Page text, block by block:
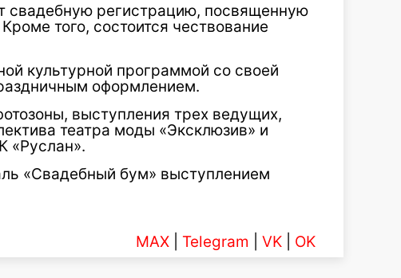
свадебную регистрацию, посвященную
того, состоится чествование
культурной программой со своей
оформлением.
выступления трех ведущих,
театра моды «Эксклюзив» и
«Руслан».
«Свадебный бум» выступлением
MAX Telegram VK OK